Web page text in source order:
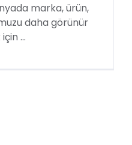
marka, ürün,
daha görünür
...